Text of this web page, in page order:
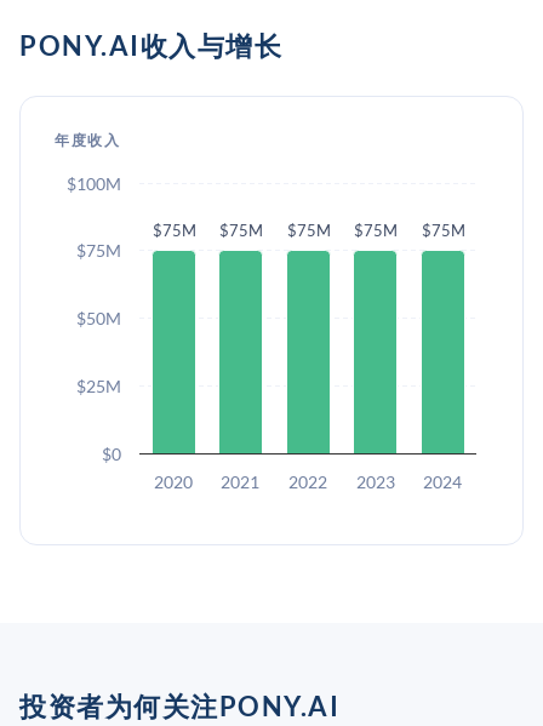
PONY.AI收入与增长
年度收入
$75M $75M $75M $75M $75M
2020 2021 2022 2023 2024
$0
$25M
$50M
$75M
$100M
投资者为何关注PONY.AI